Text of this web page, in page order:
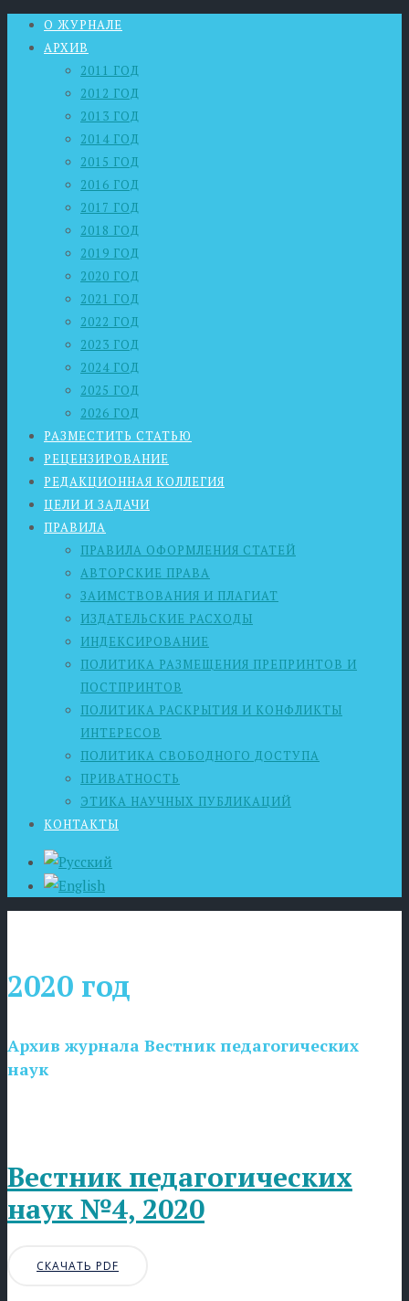
О ЖУРНАЛЕ
АРХИВ
2011 ГОД
2012 ГОД
2013 ГОД
2014 ГОД
2015 ГОД
2016 ГОД
2017 ГОД
2018 ГОД
2019 ГОД
2020 ГОД
2021 ГОД
2022 ГОД
2023 ГОД
2024 ГОД
2025 ГОД
2026 ГОД
РАЗМЕСТИТЬ СТАТЬЮ
РЕЦЕНЗИРОВАНИЕ
РЕДАКЦИОННАЯ КОЛЛЕГИЯ
ЦЕЛИ И ЗАДАЧИ
ПРАВИЛА
ПРАВИЛА ОФОРМЛЕНИЯ СТАТЕЙ
АВТОРСКИЕ ПРАВА
ЗАИМСТВОВАНИЯ И ПЛАГИАТ
ИЗДАТЕЛЬСКИЕ РАСХОДЫ
ИНДЕКСИРОВАНИЕ
ПОЛИТИКА РАЗМЕЩЕНИЯ ПРЕПРИНТОВ И
ПОСТПРИНТОВ
ПОЛИТИКА РАСКРЫТИЯ И КОНФЛИКТЫ
ИНТЕРЕСОВ
ПОЛИТИКА СВОБОДНОГО ДОСТУПА
ПРИВАТНОСТЬ
ЭТИКА НАУЧНЫХ ПУБЛИКАЦИЙ
КОНТАКТЫ
2020 год
Архив журнала Вестник педагогических
наук
Вестник педагогических
наук №4, 2020
СКАЧАТЬ PDF